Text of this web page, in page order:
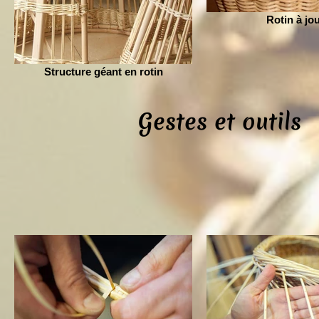
Gestes et outils
Structure géant en rotin
Rotin à